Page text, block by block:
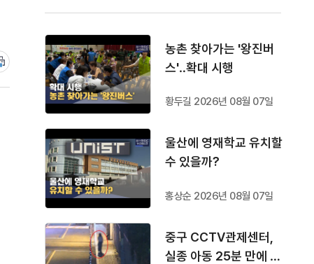
농촌 찾아가는 '왕진버
스'‥확대 시행
황두길 2026년 08월 07일
울산에 영재학교 유치할
수 있을까?
홍상순 2026년 08월 07일
중구 CCTV관제센터,
실종 아동 25분 만에 찾